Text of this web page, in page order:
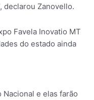
declarou Zanovello.
Favela Inovatio MT
do estado ainda
Nacional e elas farão